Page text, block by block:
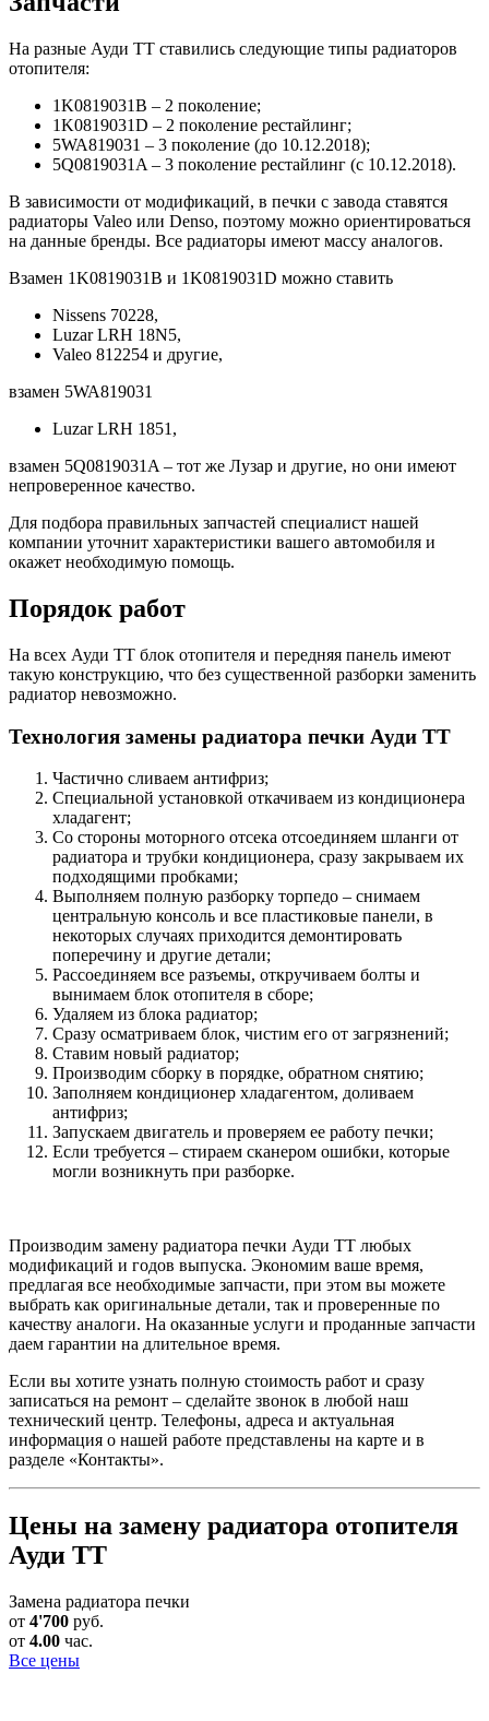
На разные Ауди ТТ ставились следующие типы радиаторов
отопителя:
1K0819031B – 2 поколение;
1K0819031D – 2 поколение рестайлинг;
5WA819031 – 3 поколение (до 10.12.2018);
5Q0819031A – 3 поколение рестайлинг (с 10.12.2018).
В зависимости от модификаций, в печки с завода ставятся
радиаторы Valeo или Denso, поэтому можно ориентироваться
на данные бренды. Все радиаторы имеют массу аналогов.
Взамен 1K0819031B и 1K0819031D можно ставить
Nissens 70228,
Luzar LRH 18N5,
Valeo 812254 и другие,
взамен 5WA819031
Luzar LRH 1851,
взамен 5Q0819031A – тот же Лузар и другие, но они имеют
непроверенное качество.
Для подбора правильных запчастей специалист нашей
компании уточнит характеристики вашего автомобиля и
окажет необходимую помощь.
Порядок работ
На всех Ауди ТТ блок отопителя и передняя панель имеют
такую конструкцию, что без существенной разборки заменить
радиатор невозможно.
Технология замены радиатора печки Ауди ТТ
Частично сливаем антифриз;
Специальной установкой откачиваем из кондиционера
хладагент;
Со стороны моторного отсека отсоединяем шланги от
радиатора и трубки кондиционера, сразу закрываем их
подходящими пробками;
Выполняем полную разборку торпедо – снимаем
центральную консоль и все пластиковые панели, в
некоторых случаях приходится демонтировать
поперечину и другие детали;
Рассоединяем все разъемы, откручиваем болты и
вынимаем блок отопителя в сборе;
Удаляем из блока радиатор;
Сразу осматриваем блок, чистим его от загрязнений;
Ставим новый радиатор;
Производим сборку в порядке, обратном снятию;
Заполняем кондиционер хладагентом, доливаем
антифриз;
Запускаем двигатель и проверяем ее работу печки;
Если требуется – стираем сканером ошибки, которые
могли возникнуть при разборке.
Производим замену радиатора печки Ауди ТТ любых
модификаций и годов выпуска. Экономим ваше время,
предлагая все необходимые запчасти, при этом вы можете
выбрать как оригинальные детали, так и проверенные по
качеству аналоги. На оказанные услуги и проданные запчасти
даем гарантии на длительное время.
Если вы хотите узнать полную стоимость работ и сразу
записаться на ремонт – сделайте звонок в любой наш
технический центр. Телефоны, адреса и актуальная
информация о нашей работе представлены на карте и в
разделе «Контакты».
Цены на замену радиатора отопителя
Ауди ТТ
Замена радиатора печки
от 4'700 руб.
от 4.00 час.
Все цены